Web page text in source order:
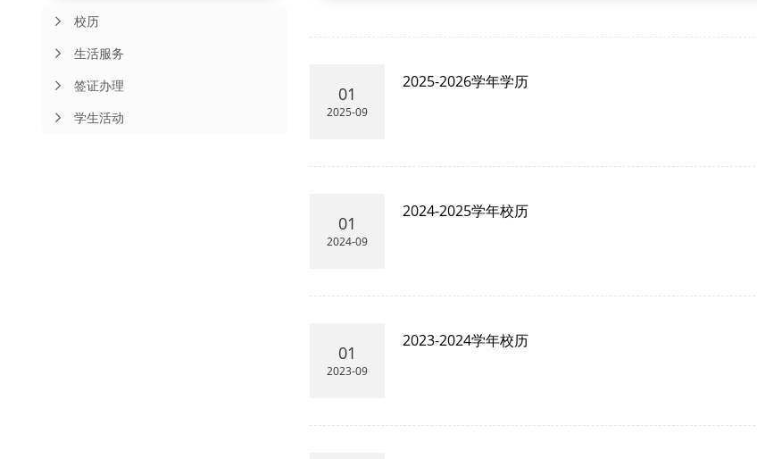
校历
生活服务
签证办理
学生活动
01
2025-09
2025-2026学年学历
01
2024-09
2024-2025学年校历
01
2023-09
2023-2024学年校历